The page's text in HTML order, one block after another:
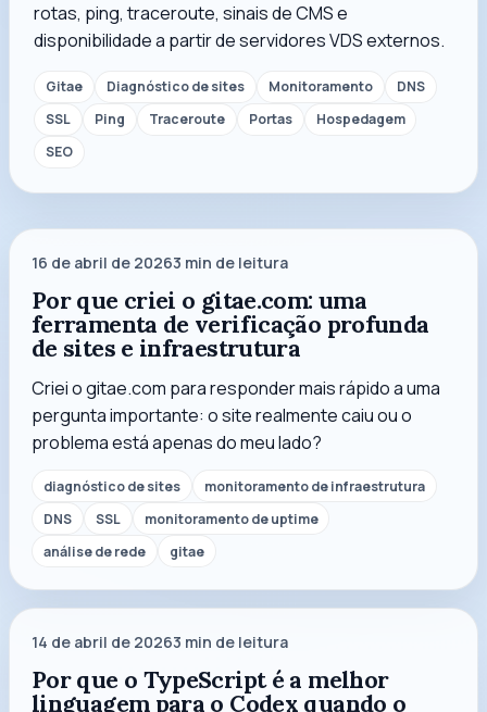
rotas, ping, traceroute, sinais de CMS e
disponibilidade a partir de servidores VDS externos.
Gitae Diagnóstico de sites Monitoramento
DNS
SSL
Ping Traceroute Portas
Hospedagem
SEO
16 de abril de 20263 min de leitura
Por que criei o gitae.com: uma
ferramenta de verificação profunda
de sites e infraestrutura
Criei o gitae.com para responder mais rápido a uma
pergunta importante: o site realmente caiu ou o
problema está apenas do meu lado?
diagnóstico de sites
monitoramento de infraestrutura
DNS
SSL
monitoramento de uptime
análise de rede
gitae
14 de abril de 20263 min de leitura
Por que o TypeScript é a melhor
linguagem para o Codex quando o